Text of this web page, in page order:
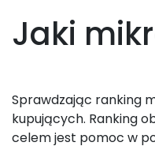
Jaki
Sprawdzając ranking
kupujących. Ranking
celem jest pomoc w